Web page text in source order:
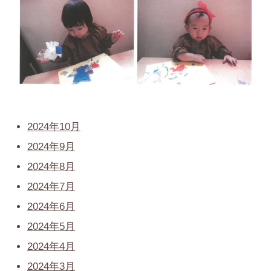
2024年10月
2024年9月
2024年8月
2024年7月
2024年6月
2024年5月
2024年4月
2024年3月